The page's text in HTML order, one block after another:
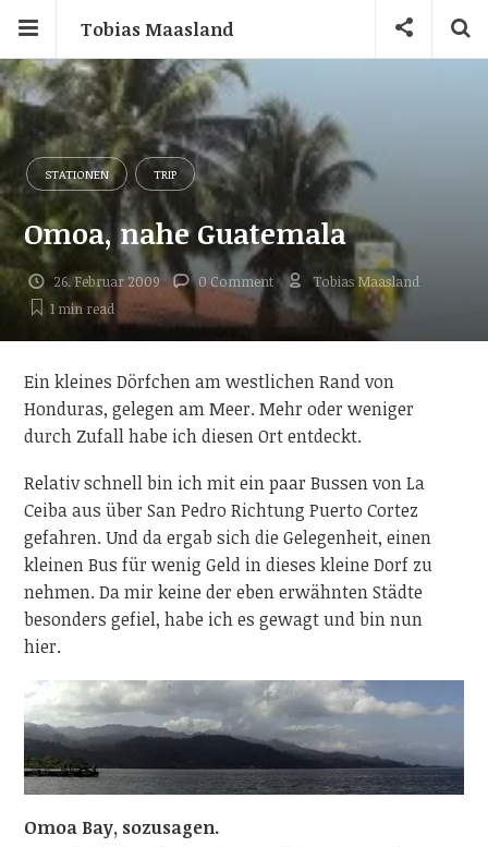
Tobias Maasland
STATIONEN TRIP
Omoa, nahe Guatemala
26. Februar 2009 0 Comment
Tobias Maasland
1 minread
Ein kleines Dörfchen am westlichen Rand von
Honduras, gelegen am Meer. Mehr oder weniger
durch Zufall habe ich diesen Ort entdeckt.
Relativ schnell bin ich mit ein paar Bussen von La
Ceiba aus über San Pedro Richtung Puerto Cortez
gefahren. Und da ergab sich die Gelegenheit, einen
kleinen Bus für wenig Geld in dieses kleine Dorf zu
nehmen. Da mir keine der eben erwähnten Städte
besonders gefiel, habe ich es gewagt und bin nun
hier.
Omoa Bay, sozusagen.